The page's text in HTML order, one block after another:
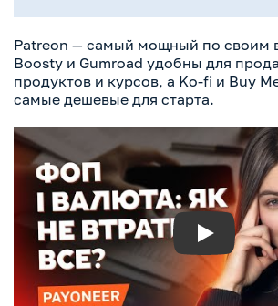
Patreon — самый мощный по своим
Boosty и Gumroad удобны для
продуктов и курсов, а Ko-fi и Buy
самые дешевые для старта.
Play